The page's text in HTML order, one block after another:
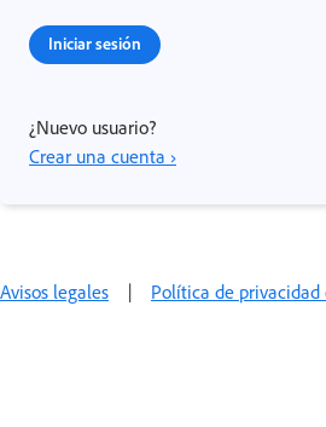
Iniciar sesión
¿Nuevo usuario?
Crear una cuenta ›
Avisos legales | Política de